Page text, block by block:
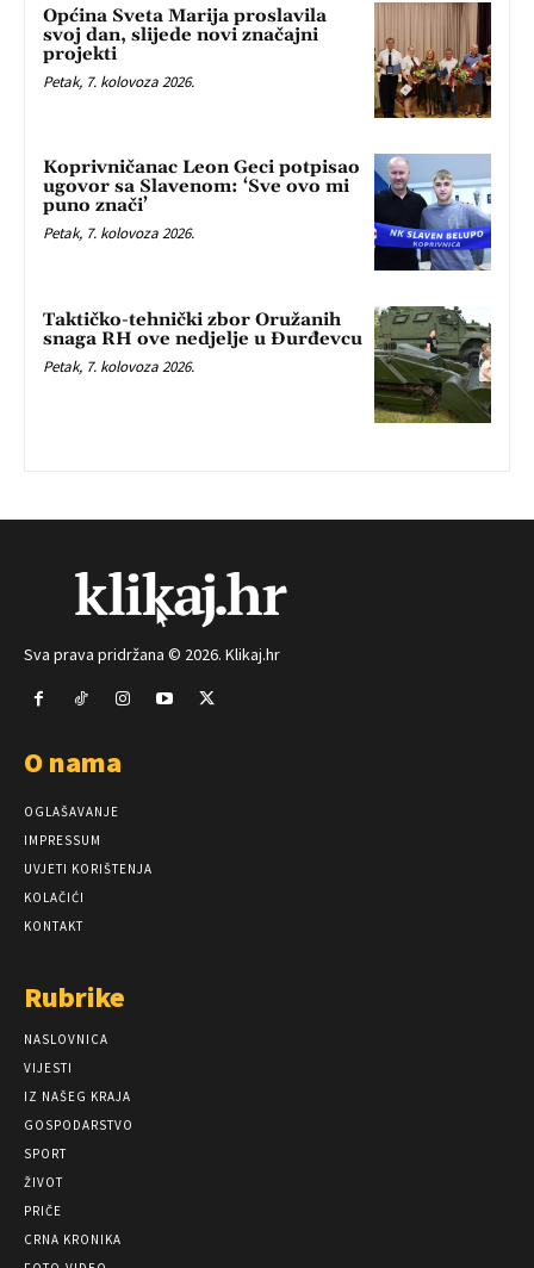
Općina Sveta Marija proslavila
svoj dan, slijede novi značajni
projekti
Petak, 7. kolovoza 2026.
Koprivničanac Leon Geci potpisao
ugovor sa Slavenom: ‘Sve ovo mi
puno znači’
Petak, 7. kolovoza 2026.
Taktičko-tehnički zbor Oružanih
snaga RH ove nedjelje u Đurđevcu
Petak, 7. kolovoza 2026.
Sva prava pridržana © 2026. Klikaj.hr
O nama
OGLAŠAVANJE
IMPRESSUM
UVJETI KORIŠTENJA
KOLAČIĆI
KONTAKT
Rubrike
NASLOVNICA
VIJESTI
IZ NAŠEG KRAJA
GOSPODARSTVO
SPORT
ŽIVOT
PRIČE
CRNA KRONIKA